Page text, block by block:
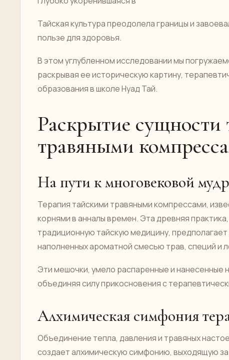
Тайская культура преодолела границы и
пользе для здоровья.
В этом углубленном исследовании мы
раскрывая ее историческую картину,
образования в школе Нуад Тай.
Раскрытие сущности
травяными
На пути к многовековой
Терапия тайскими травяными компрессами,
корнями в анналы времен. Эта древняя
традиционную тайскую медицину,
наполненных ароматной смесью трав, специй и
Эти мешочки, умело распаренные и
объединяя силу прикосновения с
Алхимическая симфония
Объединение тепла, давления и травяных
создает алхимическую симфонию, выходящую